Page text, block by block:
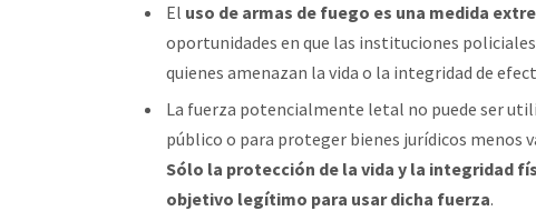
El uso de armas de fuego es una medida
oportunidades en que las instituciones
quienes amenazan la vida o la integridad de
La fuerza potencialmente letal no puede ser
público o para proteger bienes jurídicos menos
Sólo la protección de la vida y la integridad
objetivo legítimo para usar dicha fuerza.